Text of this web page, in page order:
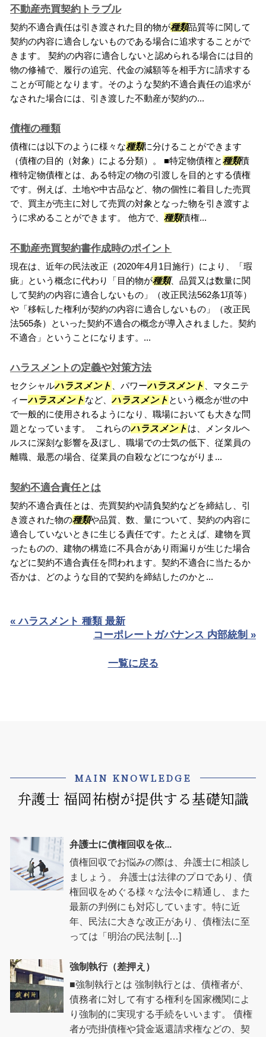
不動産売買契約トラブル
契約不適合責任は引き渡された目的物が種類品質等に関して
契約の内容に適合しないものである場合に追求することがで
きます。 契約の内容に適合しないと認められる場合には目的
物の修補で、履行の追完、代金の減額等を相手方に請求する
ことが可能となります。そのような契約不適合責任の追求が
なされた場合には、引き渡した不動産が契約の...
債権の種類
債権には以下のように様々な種類に分けることができます
（債権の目的（対象）による分類）。 ■特定物債権と種類債
権特定物債権とは、ある特定の物の引渡しを目的とする債権
です。例えば、土地や中古品など、物の個性に着目した売買
で、買主が売主に対して売買の対象となった物を引き渡すよ
うに求めることができます。 他方で、 種類債権...
不動産売買契約書作成時のポイント
現在は、近年の民法改正（2020年4月1日施行）により、「瑕
疵」という概念に代わり「目的物が種類、品質又は数量に関
して契約の内容に適合しないもの」（改正民法562条1項等）
や「移転した権利が契約の内容に適合しないもの」（改正民
法565条）といった契約不適合の概念が導入されました。契約
不適合」ということになります。...
ハラスメントの定義や対策方法
セクシャルハラスメント 、パワーハラスメント
、マタニテ
ィーハラスメントなど、 ハラスメント という概念が世の中
で一般的に使用されるようになり、職場においても大きな問
題となっています。 これらのハラスメントは、メンタルヘ
ルスに深刻な影響を及ぼし、職場での士気の低下、従業員の
離職、最悪の場合、従業員の自殺などにつながりま...
契約不適合責任とは
契約不適合責任とは、売買契約や請負契約などを締結し、引
き渡された物の種類や品質、数、量について、契約の内容に
適合していないときに生じる責任です。たとえば、建物を買
ったものの、建物の構造に不具合があり雨漏りが生じた場合
などに契約不適合責任を問われます。契約不適合に当たるか
否かは、どのような目的で契約を締結したのかと...
« ハラスメント 種類 最新
コーポレートガバナンス 内部統制 »
一覧に戻る
MAIN KNOWLEDGE
弁護士 福岡祐樹が提供する基礎知識
弁護士に債権回収を依...
債権回収でお悩みの際は、弁護士に相談し
ましょう。 弁護士は法律のプロであり、債
権回収をめぐる様々な法令に精通し、また
最新の判例にも対応しています。特に近
年、民法に大きな改正があり、債権法に至
っては「明治の民法制 […]
強制執行（差押え）
■強制執行とは 強制執行とは、債権者が、
債務者に対して有する権利を国家機関によ
り強制的に実現する手続をいいます。 債権
者が売掛債権や貸金返還請求権などの、契